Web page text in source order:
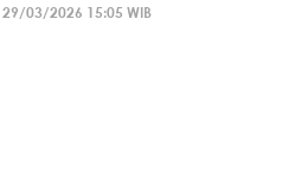
29/03/2026 15:05 WIB